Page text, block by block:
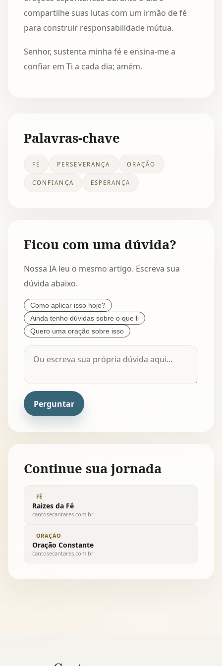
compartilhe suas lutas com um irmão de fé
para construir responsabilidade mútua.
Senhor, sustenta minha fé e ensina-me a
confiar em Ti a cada dia; amém.
Palavras-chave
FÉ PERSEVERANÇA ORAÇÃO
CONFIANÇA ESPERANÇA
Ficou com uma dúvida?
Nossa IA leu o mesmo artigo. Escreva sua
dúvida abaixo.
Como aplicar isso hoje?
Ainda tenho dúvidas sobre o que li
Quero uma oração sobre isso
Perguntar
Continue sua jornada
FÉ
Raizes da Fé
cantosecantares.com.br
ORAÇÃO
Oração Constante
cantosecantares.com.br